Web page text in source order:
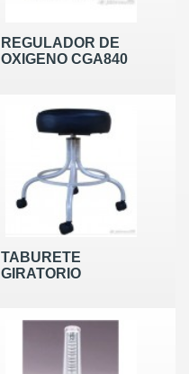
REGULADOR DE
OXIGENO CGA840
TABURETE
GIRATORIO